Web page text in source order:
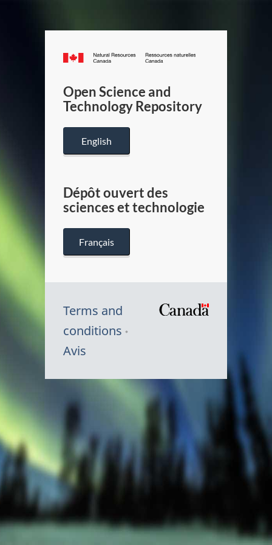
Canada.ca
/
Canada
Open Science and
Technology Repository
English
Dépôt ouvert des
sciences et technologie
Français
Terms and
conditions
Avis
Canada